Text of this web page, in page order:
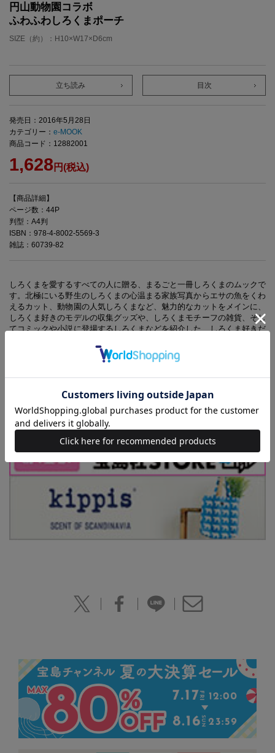
円山動物園コラボ
ふわふわしろくまポーチ
SIZE（約）：H10×W17×D6cm
立ち読み 目次
発売日：2016年5月28日
カテゴリー： e-MOOK
商品コード：12882001
1,628円(税込)
【商品詳細】
ページ数：44P
判型：A4判
ISBN：978-4-8002-5569-3
雑誌：60739-82
しろくまを愛するすべての人に贈る、まるごと一冊しろくまのムックで
す。北極にいる野生のしろくまの心温まる家族写真からエサの魚をくわ
えるカット、動物園の人気しろくまなど、魅力的なカットをメインに、
しろくま好きのモデルの収集グッズや、しろくまモチーフの雑貨、そし
てコミックや小説に登場するしろくまなどを紹介した、しろくま好きだ
※掲載している商品の価格は消費税抜き表示です。
承ください。また、品切れ・欠品の際はご容赦ください。